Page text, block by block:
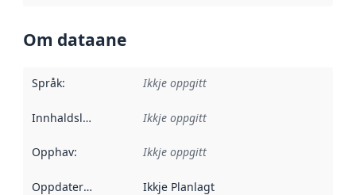
Om dataane
Språk: Ikkje oppgitt
Innhaldsleverandørar :
Ikkje oppgitt
Opphav: Ikkje oppgitt
Oppdateringsfrekvens :
Ikkje Planlagt